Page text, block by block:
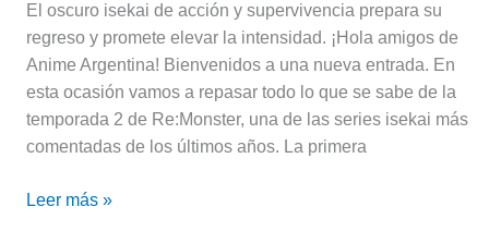
El oscuro isekai de acción y supervivencia prepara su
regreso y promete elevar la intensidad. ¡Hola amigos de
Anime Argentina! Bienvenidos a una nueva entrada. En
esta ocasión vamos a repasar todo lo que se sabe de la
temporada 2 de Re:Monster, una de las series isekai más
comentadas de los últimos años. La primera
Leer más »